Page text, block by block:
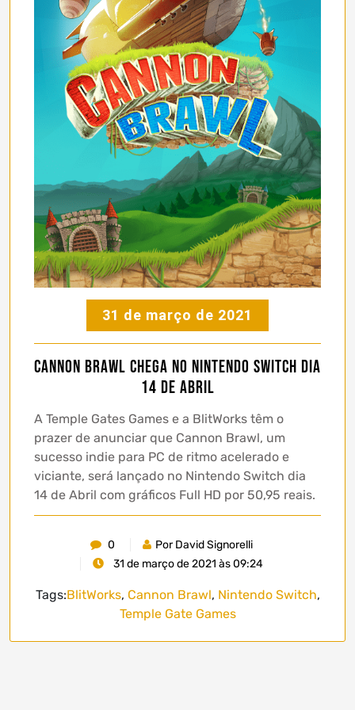
31 de março de 2021
Cannon Brawl chega no Nintendo Switch dia
14 de Abril
A Temple Gates Games e a BlitWorks têm o
prazer de anunciar que Cannon Brawl, um
sucesso indie para PC de ritmo acelerado e
viciante, será lançado no Nintendo Switch dia
14 de Abril com gráficos Full HD por 50,95 reais.
0
Por David Signorelli
31 de março de 2021 às 09:24
Tags:BlitWorks, Cannon Brawl, Nintendo Switch,
Temple Gate Games